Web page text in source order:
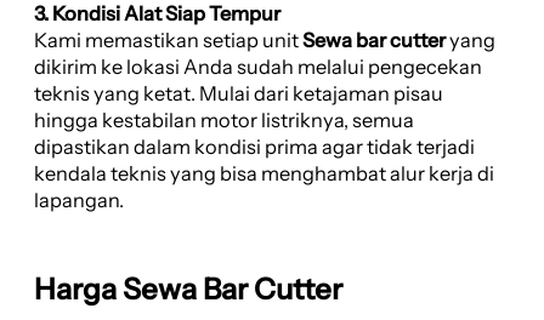
3. Kondisi Alat Siap Tempur
Kami memastikan setiap unitSewa bar cutteryang
dikirim ke lokasi Anda sudah melalui pengecekan
teknis yang ketat. Mulai dari ketajaman pisau
hingga kestabilan motor listriknya, semua
dipastikan dalam kondisi prima agar tidak terjadi
kendala teknis yang bisa menghambat alur kerja di
lapangan.
Harga Sewa Bar Cutter